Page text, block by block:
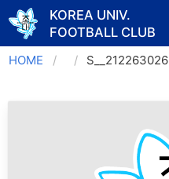
Skip
to
KOREA UNIV.
FOOTBALL CLUB
HOME S__212263026